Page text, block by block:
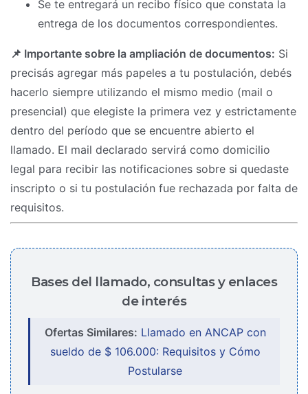
Se te entregará un recibo físico que constata la
entrega de los documentos correspondientes.
📌 Importante sobre la ampliación de documentos: Si
precisás agregar más papeles a tu postulación, debés
hacerlo siempre utilizando el mismo medio (mail o
presencial) que elegiste la primera vez y estrictamente
dentro del período que se encuentre abierto el
llamado. El mail declarado servirá como domicilio
legal para recibir las notificaciones sobre si quedaste
inscripto o si tu postulación fue rechazada por falta de
requisitos.
Bases del llamado, consultas y enlaces
de interés
Ofertas Similares: Llamado en ANCAP con
sueldo de $ 106.000: Requisitos y Cómo
Postularse